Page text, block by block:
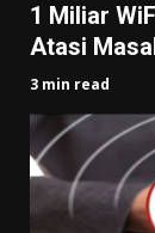
1 Miliar
Atasi
3 min read